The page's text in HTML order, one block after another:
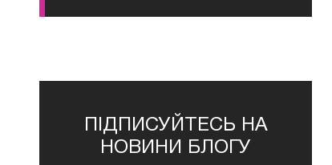
ПІДПИСУЙТЕСЬ НА
НОВИНИ БЛОГУ